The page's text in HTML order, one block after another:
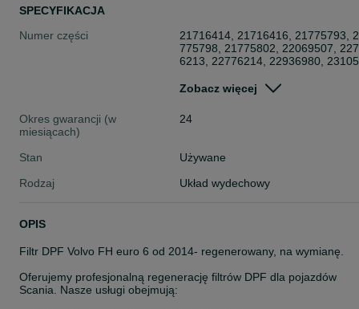
SPECYFIKACJA
Numer części
21716414, 21716416, 21775793,
775798, 21775802, 22069507,
6213, 22776214, 22936980,
8, 23135543,
Zobacz więcej
Okres gwarancji (w
miesiącach)
24
Stan
Używane
Rodzaj
Układ wydechowy
OPIS
Filtr DPF Volvo FH euro 6 od 2014- regenerowany, na wymianę.
Oferujemy profesjonalną regenerację filtrów DPF dla pojazdów
Scania. Nasze usługi obejmują:​